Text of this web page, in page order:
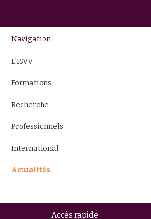
Navigation
L'ISVV
Formations
Recherche
Professionnels
International
Actualités
Accès rapide